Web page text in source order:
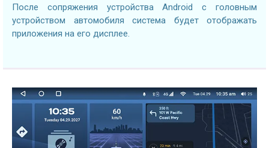
После сопряжения устройства Android с головным
устройством автомобиля система будет отображать
приложения на его дисплее.